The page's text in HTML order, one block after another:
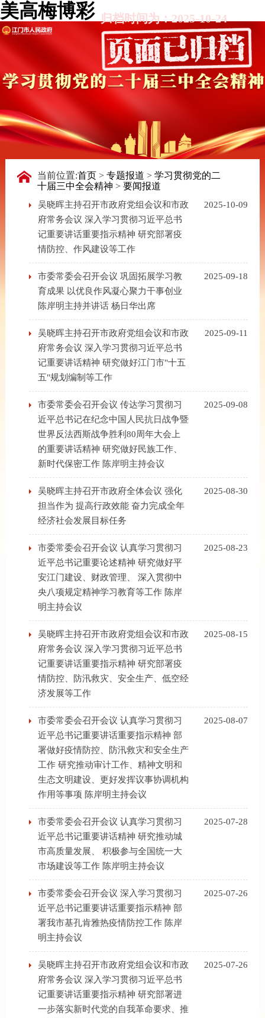
美高梅博彩 归档时间为：2025-10-24
当前位置:首页> 专题报道 > 学习贯彻党的二
十届三中全会精神 > 要闻报道
吴晓晖主持召开市政府党组会议和市政
府常务会议 深入学习贯彻习近平总书
记重要讲话重要指示精神 研究部署疫
情防控、作风建设等工作
2025-10-09
市委常委会召开会议 巩固拓展学习教
育成果 以优良作风凝心聚力干事创业
陈岸明主持并讲话 杨日华出席
2025-09-18
吴晓晖主持召开市政府党组会议和市政
府常务会议 深入学习贯彻习近平总书
记重要讲话精神 研究做好江门市"十五
五"规划编制等工作
2025-09-11
市委常委会召开会议 传达学习贯彻习
近平总书记在纪念中国人民抗日战争暨
世界反法西斯战争胜利80周年大会上
的重要讲话精神 研究做好民族工作、
新时代保密工作 陈岸明主持会议
2025-09-08
吴晓晖主持召开市政府全体会议 强化
担当作为 提高行政效能 奋力完成全年
经济社会发展目标任务
2025-08-30
市委常委会召开会议 认真学习贯彻习
近平总书记重要论述精神 研究做好平
安江门建设、财政管理、 深入贯彻中
央八项规定精神学习教育等工作 陈岸
明主持会议
2025-08-23
吴晓晖主持召开市政府党组会议和市政
府常务会议 深入学习贯彻习近平总书
记重要讲话重要指示精神 研究部署疫
情防控、防汛救灾、安全生产、低空经
济发展等工作
2025-08-15
市委常委会召开会议 认真学习贯彻习
近平总书记重要讲话重要指示精神 部
署做好疫情防控、防汛救灾和安全生产
工作 研究推动审计工作、精神文明和
生态文明建设、更好发挥议事协调机构
作用等事项 陈岸明主持会议
2025-08-07
市委常委会召开会议 认真学习贯彻习
近平总书记重要讲话精神 研究推动城
市高质量发展、 积极参与全国统一大
市场建设等工作 陈岸明主持会议
2025-07-28
市委常委会召开会议 深入学习贯彻习
近平总书记重要讲话重要指示精神 部
署我市基孔肯雅热疫情防控工作 陈岸
明主持会议
2025-07-26
吴晓晖主持召开市政府党组会议和市政
府常务会议 深入学习贯彻习近平总书
记重要讲话重要指示精神 研究部署进
一步落实新时代党的自我革命要求、推
2025-07-26